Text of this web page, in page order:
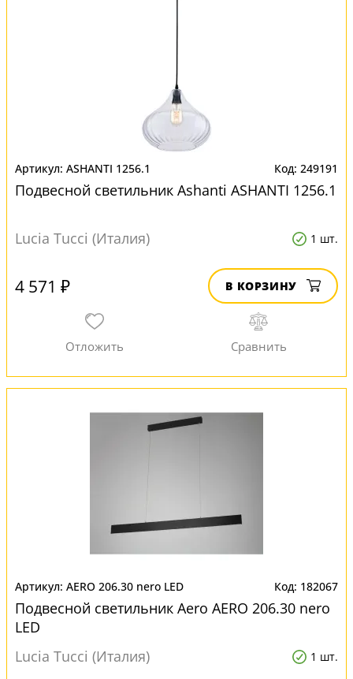
ASHANTI 1256.1 249191
Подвесной светильник Ashanti ASHANTI 1256.1
Lucia Tucci (Италия) 1 шт.
4 571 ₽ В КОРЗИНУ
AERO 206.30 nero LED 182067
Подвесной светильник Aero AERO 206.30 nero
LED
Lucia Tucci (Италия)
1 шт.